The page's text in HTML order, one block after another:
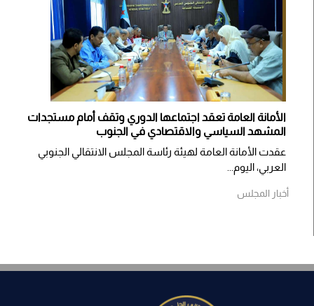
الأمانة العامة تعقد اجتماعها الدوري وتقف أمام مستجدات
المشهد السياسي والاقتصادي في الجنوب
عقدت الأمانة العامة لهيئة رئاسة المجلس الانتقالي الجنوبي
العربي، اليوم...
أخبار المجلس